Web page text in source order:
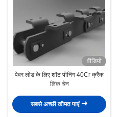
वीडियो
पेवर लोड के लिए शॉट पीनिंग 40Cr क्रैंक
लिंक चेन
सबसे अच्छी कीमत पाएं